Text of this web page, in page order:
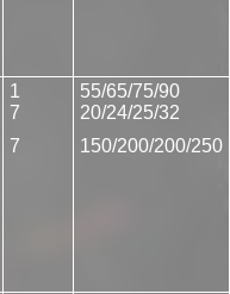
1
7
7
55/65/75/90
20/24/25/32
150/200/200/250